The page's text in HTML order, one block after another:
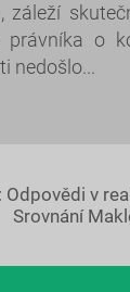
záleží
právníka o
nedošlo...
Odpovědi v
Srovnání